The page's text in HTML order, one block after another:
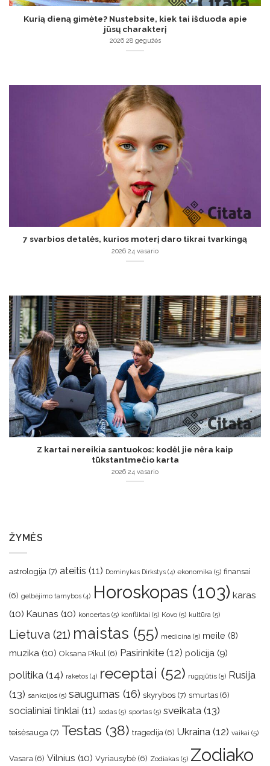
Kurią dieną gimėte? Nustebsite, kiek tai išduoda apie
jūsų charakterį
2026 28 gegužės
7 svarbios detalės, kurios moterį daro tikrai tvarkingą
2026 24 vasario
Z kartai nereikia santuokos: kodėl jie nėra kaip
tūkstantmečio karta
2026 24 vasario
ŽYMĖS
astrologija (7) ateitis (11) Dominykas Dirkstys (4) ekonomika (5) finansai
(6) gelbėjimo tarnybos (4) Horoskopas (103) karas
(10) Kaunas (10) koncertas (5) konfliktai (5) Kovo (5) kultūra (5)
Lietuva (21) maistas (55) medicina (5) meile (8)
muzika (10) Oksana Pikul (6) Pasirinkite (12) policija (9)
politika (14) raketos (4) receptai (52) rugpjūtis (5) Rusija
(13) sankcijos (5) saugumas (16) skyrybos (7) smurtas (6)
socialiniai tinklai (11) sodas (5) sportas (5) sveikata (13)
teisėsauga (7) Testas (38) tragedija (6) Ukraina (12) vaikai (5)
Vasara (6) Vilnius (10) Vyriausybė (6) Zodiakas (5) Zodiako